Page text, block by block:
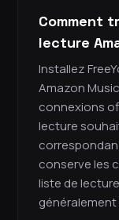
Comment
lecture
Installez
Amazon
connexions
lecture
conserve les
liste de
généralement